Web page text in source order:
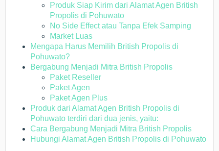
Produk Siap Kirim dari Alamat Agen British
Propolis di Pohuwato
No Side Effect atau Tanpa Efek Samping
Market Luas
Mengapa Harus Memilih British Propolis di
Pohuwato?
Bergabung Menjadi Mitra British Propolis
Paket Reseller
Paket Agen
Paket Agen Plus
Produk dari Alamat Agen British Propolis di
Pohuwato terdiri dari dua jenis, yaitu:
Cara Bergabung Menjadi Mitra British Propolis
Hubungi Alamat Agen British Propolis di Pohuwato